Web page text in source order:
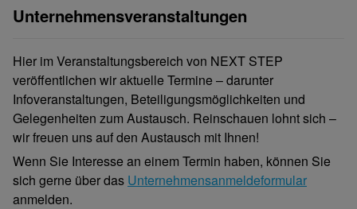
Unternehmensveranstaltungen
Hier im Veranstaltungsbereich von NEXT STEP
veröffentlichen wir aktuelle Termine – darunter
Infoveranstaltungen, Beteiligungsmöglichkeiten und
Gelegenheiten zum Austausch. Reinschauen lohnt sich –
wir freuen uns auf den Austausch mit Ihnen!
Wenn Sie Interesse an einem Termin haben, können Sie
sich gerne über das Unternehmensanmeldeformular
anmelden.